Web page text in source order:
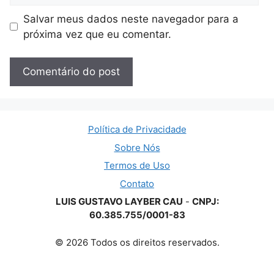
Salvar meus dados neste navegador para a
próxima vez que eu comentar.
Política de Privacidade
Sobre Nós
Termos de Uso
Contato
LUIS GUSTAVO LAYBER CAU - CNPJ:
60.385.755/0001-83
© 2026 Todos os direitos reservados.